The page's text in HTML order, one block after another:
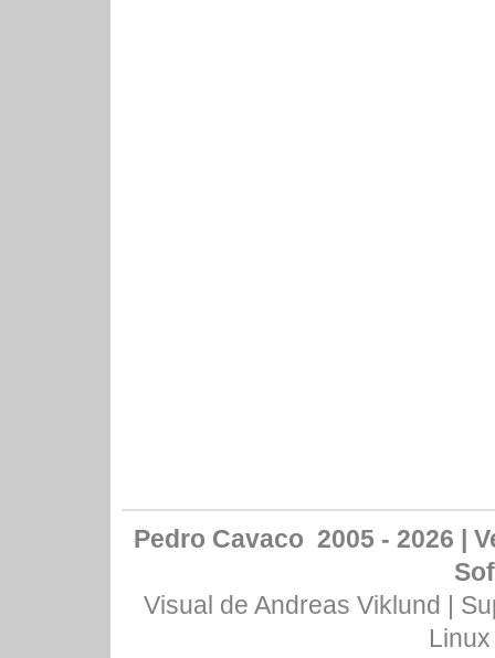
Pedro Cavaco 2005 - 2026 |
Visual de Andreas Viklund |
Linux